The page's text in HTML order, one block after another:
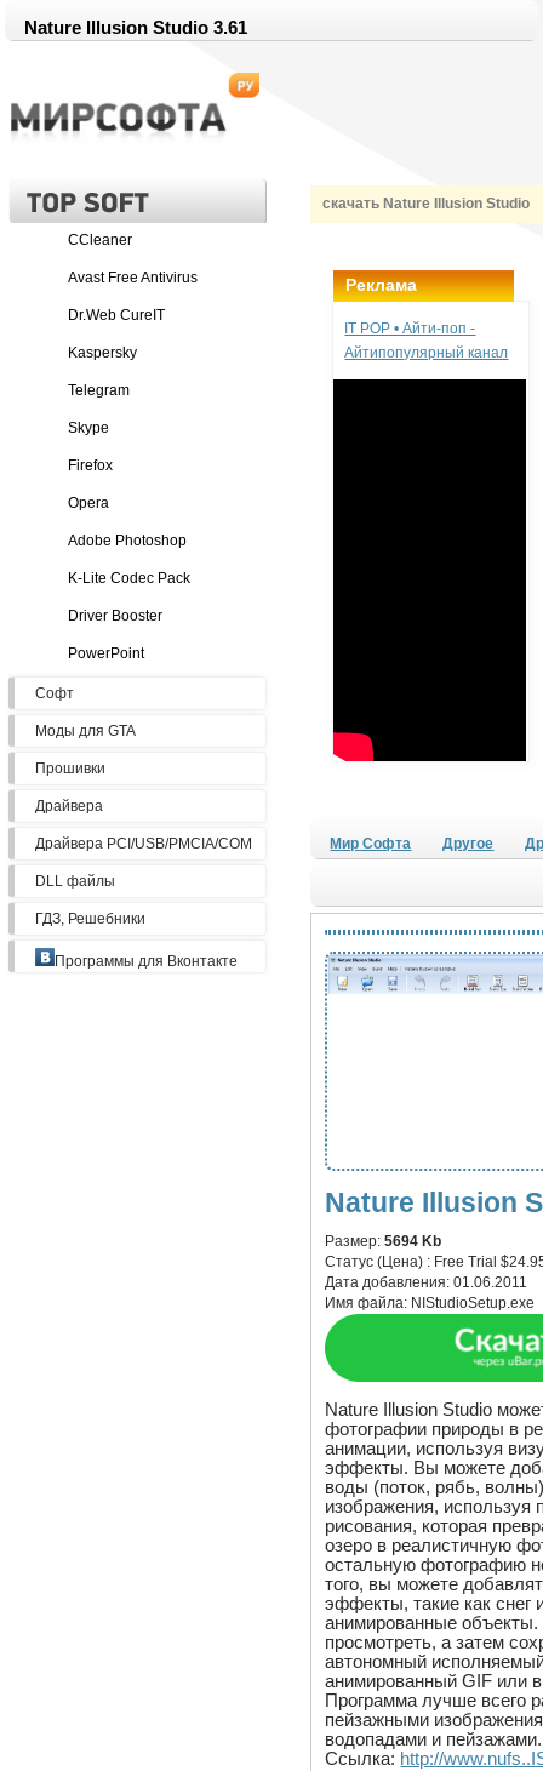
Nature Illusion Studio 3.61
скачать Nature Illusion Studio
CCleaner
Avast Free Antivirus
Dr.Web CureIT
Kaspersky
Telegram
Skype
Firefox
Opera
Adobe Photoshop
K-Lite Codec Pack
Driver Booster
PowerPoint
Софт
Моды для GTA
Прошивки
Драйвера
Драйвера PCI/USB/PMCIA/COM
DLL файлы
ГДЗ, Решебники
Программы для Вконтакте
Реклама
IT POP • Айти-поп -
Айтипопулярный канал
Мир Софта Другое
Nature Illusion
Размер:5694 Kb
Статус (Цена) : Free Trial
Дата добавления:01.06.2011
Имя файла: NIStudioSetup.exe
Nature Illusion Studio
фотографии природы в
анимации, используя
эффекты. Вы можете
воды (поток, рябь,
изображения, используя
рисования, которая
озеро в реалистичную
остальную фотографию
того, вы можете
эффекты, такие как снег
анимированные объекты.
просмотреть, а затем
автономный
анимированный GIF или
Программа лучше всего
пейзажными
водопадами и пейзажами.
Ссылка: http://